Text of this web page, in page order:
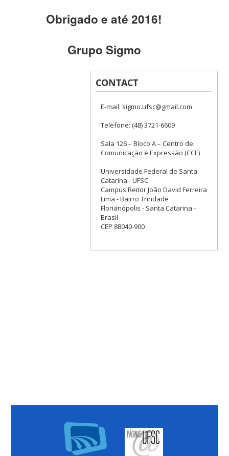
Obrigado e até 2016!
Grupo Sigmo
CONTACT
E-mail: sigmo.ufsc@gmail.com
Telefone: (48) 3721-6609
Sala 126 – Bloco A – Centro de
Comunicação e Expressão (CCE)
Universidade Federal de Santa
Catarina - UFSC
Campus Reitor João David Ferreira
Lima - Bairro Trindade
Florianópolis - Santa Catarina -
Brasil
CEP 88040-900